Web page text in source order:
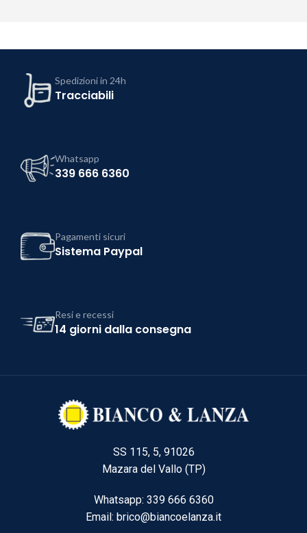
Spedizioni in 24h
Tracciabili
Whatsapp
339 666 6360
Pagamenti sicuri
Sistema Paypal
Resi e recessi
14 giorni dalla consegna
SS 115, 5, 91026
Mazara del Vallo (TP)
Whatsapp: 339 666 6360
Email: brico@biancoelanza.it